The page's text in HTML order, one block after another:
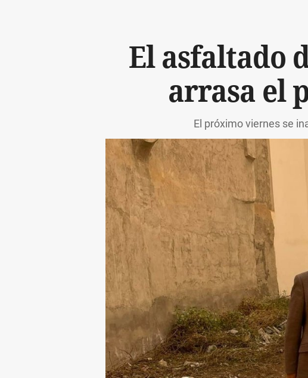
El asfaltado
arrasa el
El próximo viernes se